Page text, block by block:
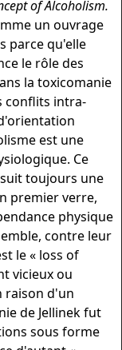
of Alcoholism.
un ouvrage
parce qu'elle
le rôle des
la toxicomanie
conflits intra-
est une
Ce
toujours une
premier verre,
physique
contre leur
le « loss of
vicieux ou
raison d'un
de Jellinek fut
sous forme